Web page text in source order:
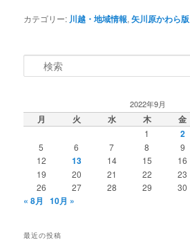
カテゴリー: 川越・地域情報,矢川原かわら版
2022年9月
月 火 水 木 金
1 2
5
6 7 8 9
12
13 14 15 16
19
20 21 22 23
26
27 28 29 30
« 8月 10月 »
最近の投稿